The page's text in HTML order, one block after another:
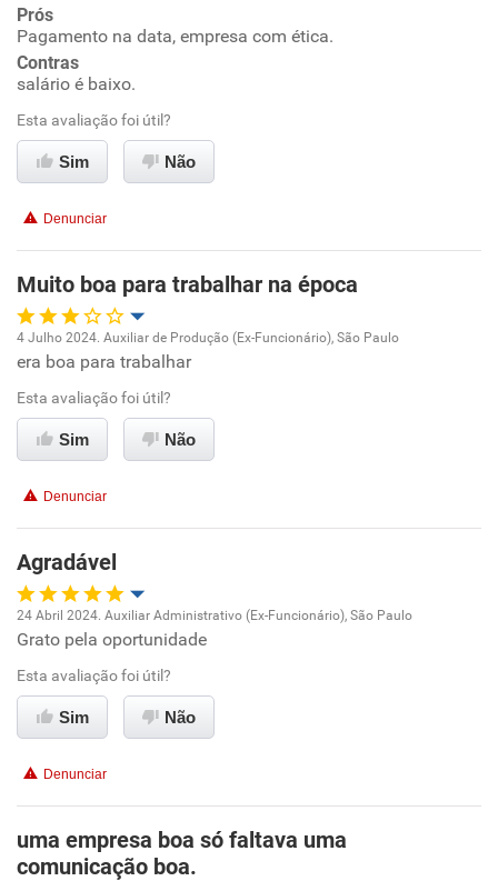
Ambiente de trabalho
Conciliação com a vida familiar
Benefícios
Recomenda a diretoria
Prós
Pagamento na data, empresa com ética.
Contras
salário é baixo.
Esta avaliação foi útil?
Sim Não
Denunciar
Muito boa para trabalhar na época
Oportunidade de promoção
Ambiente de trabalho
Benefícios
Recomenda esta empresa
Recomenda a diretoria
4 Julho 2024. Auxiliar de Produção (Ex-Funcionário), São Paulo
era boa para trabalhar
Esta avaliação foi útil?
Sim Não
Denunciar
Agradável
Oportunidade de promoção
Ambiente de trabalho
Benefícios
Recomenda esta empresa
24 Abril 2024. Auxiliar Administrativo (Ex-Funcionário), São Paulo
Grato pela oportunidade
Esta avaliação foi útil?
Sim Não
Denunciar
uma empresa boa só faltava uma
comunicação boa.